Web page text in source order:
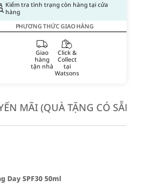
Kiểm tra tình trạng còn hàng tại cửa
hàng
PHƯƠNG THỨC GIAO HÀNG
Giao
hàng
tận nhà
Click &
Collect
tại
Watsons
MÃI (QUÀ TẶNG CÓ SẴN
Day SPF30 50ml